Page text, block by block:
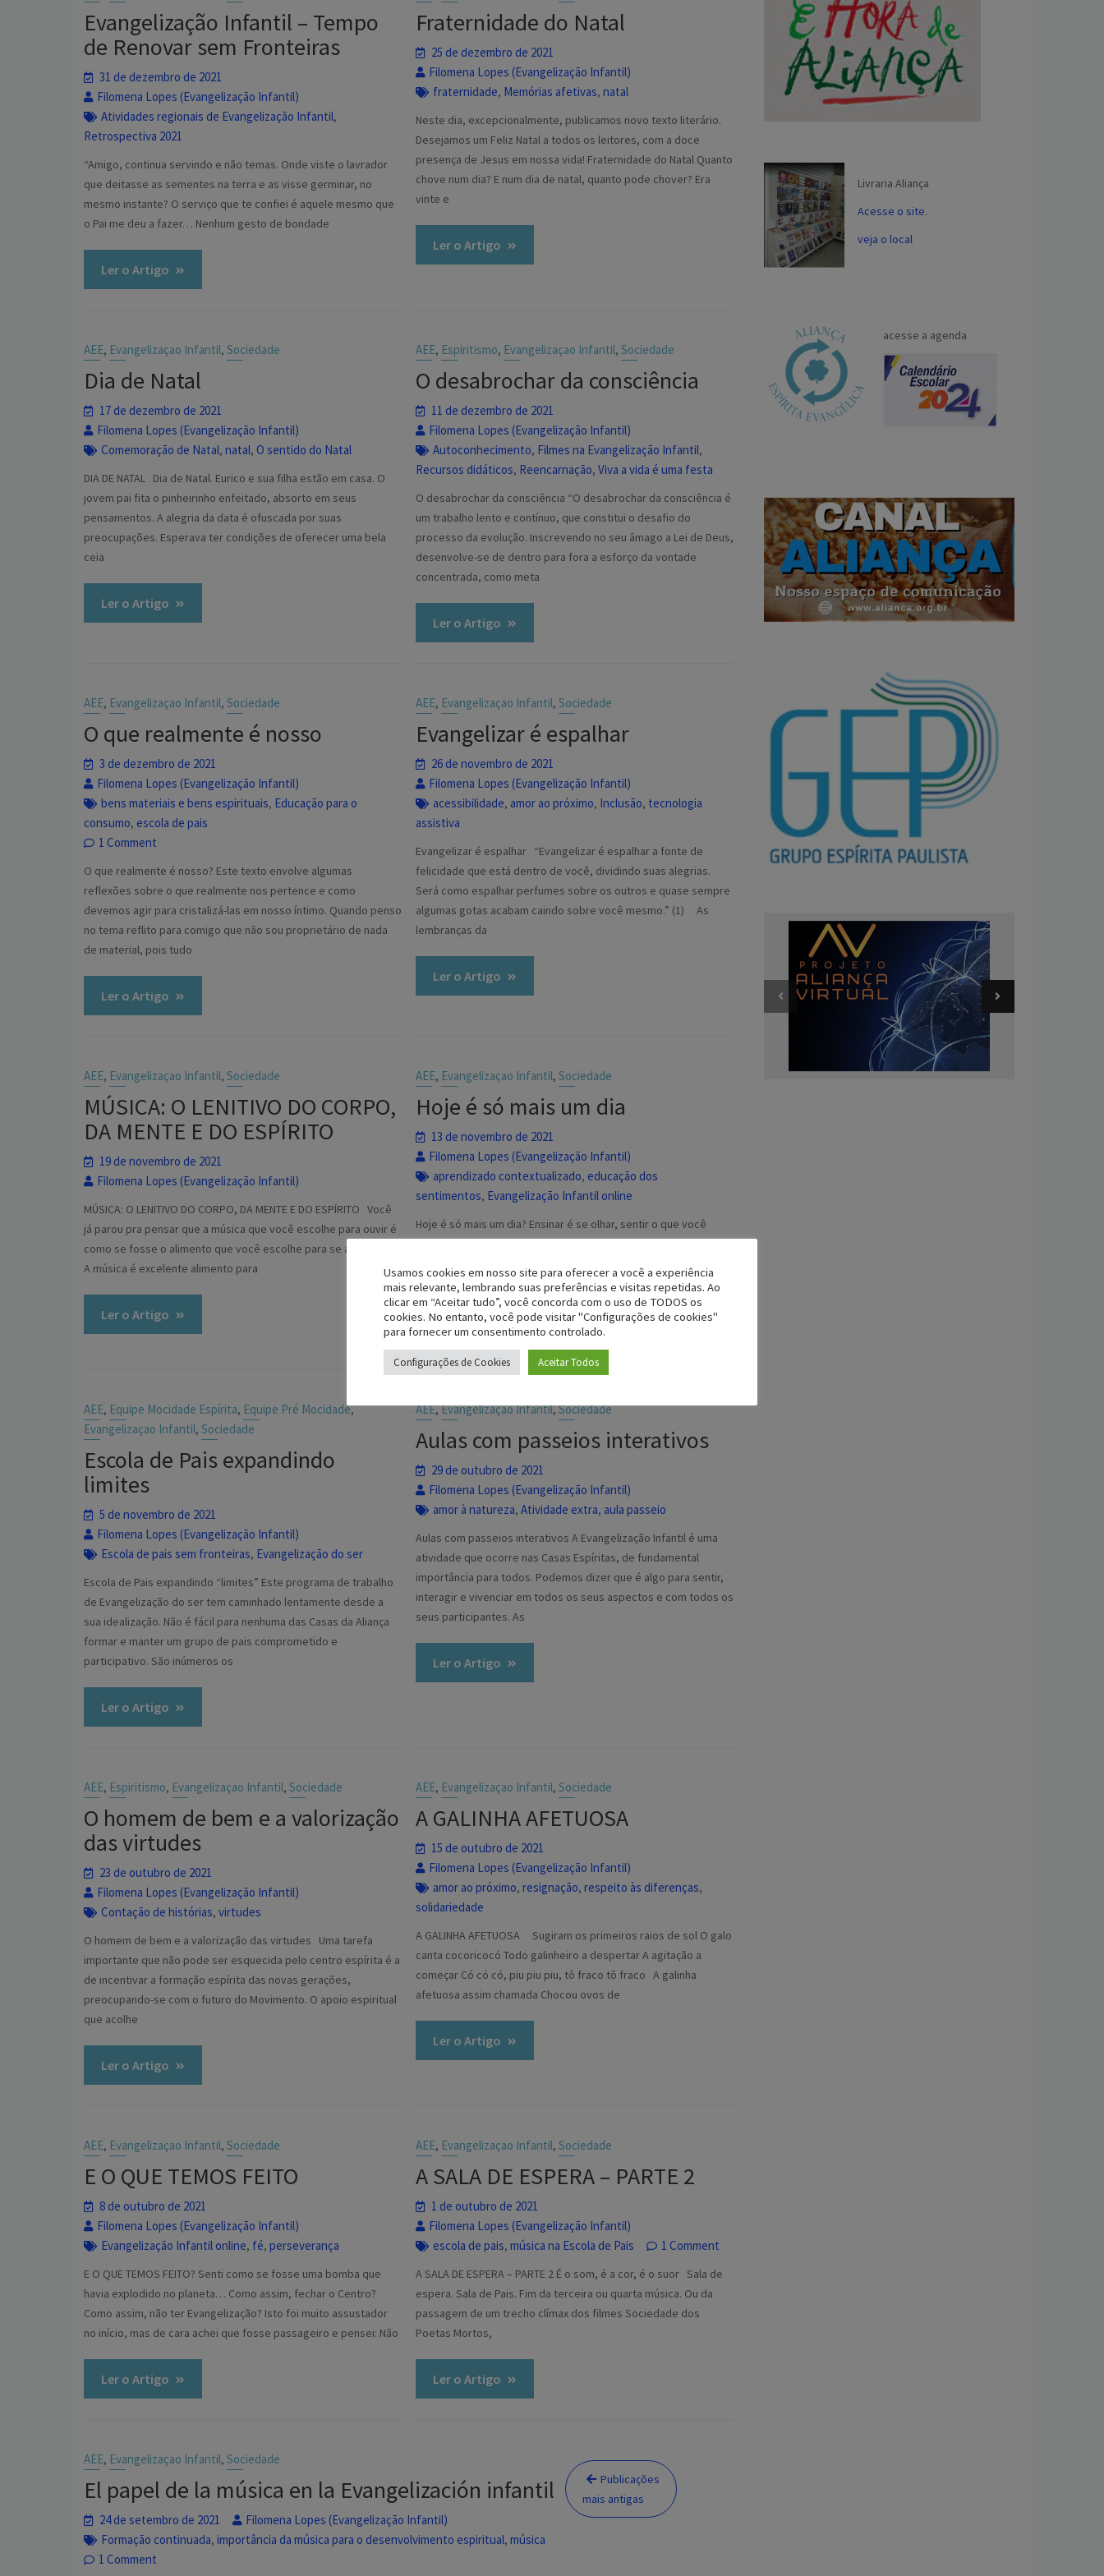
Evangelização Infantil – Tempo
de Renovar sem Fronteiras
31 de dezembro de 2021
Filomena Lopes (Evangelização Infantil)
Atividades regionais de Evangelização Infantil,
Retrospectiva 2021
“Amigo, continua servindo e não temas. Onde viste o lavrador
que deitasse as sementes na terra e as visse germinar, no
mesmo instante? O serviço que te confiei é aquele mesmo que
o Pai me deu a fazer… Nenhum gesto de bondade
Ler o Artigo
Fraternidade do Natal
25 de dezembro de 2021
Filomena Lopes (Evangelização Infantil)
fraternidade, Memórias afetivas,natal
Neste dia, excepcionalmente, publicamos novo texto literário.
Desejamos um Feliz Natal a todos os leitores, com a doce
presença de Jesus em nossa vida! Fraternidade do Natal Quanto
chove num dia? E num dia de natal, quanto pode chover? Era
vinte e
Ler o Artigo
AEE, Evangelizaçao Infantil,Sociedade
Dia de Natal
17 de dezembro de 2021
Filomena Lopes (Evangelização Infantil)
Comemoração de Natal,natal,O sentido do Natal
DIA DE NATAL Dia de Natal. Eurico e sua filha estão em casa. O
jovem pai fita o pinheirinho enfeitado, absorto em seus
pensamentos. A alegria da data é ofuscada por suas
preocupações. Esperava ter condições de oferecer uma bela
ceia
Ler o Artigo
AEE, Espiritismo, Evangelizaçao Infantil,Sociedade
O desabrochar da consciência
11 de dezembro de 2021
Filomena Lopes (Evangelização Infantil)
Autoconhecimento, Filmes na Evangelização Infantil,
Recursos didáticos, Reencarnação,Viva a vida é uma festa
O desabrochar da consciência “O desabrochar da consciência é
um trabalho lento e contínuo, que constitui o desafio do
processo da evolução. Inscrevendo no seu âmago a Lei de Deus,
desenvolve-se de dentro para fora a esforço da vontade
concentrada, como meta
Ler o Artigo
AEE, Evangelizaçao Infantil,Sociedade
O que realmente é nosso
3 de dezembro de 2021
Filomena Lopes (Evangelização Infantil)
bens materiais e bens espirituais, Educação para o
consumo, escola de pais
1 Comment
O que realmente é nosso? Este texto envolve algumas
reflexões sobre o que realmente nos pertence e como
devemos agir para cristalizá-las em nosso íntimo. Quando penso
no tema reflito para comigo que não sou proprietário de nada
de material, pois tudo
Ler o Artigo
AEE, Evangelizaçao Infantil,Sociedade
Evangelizar é espalhar
26 de novembro de 2021
Filomena Lopes (Evangelização Infantil)
acessibilidade, amor ao próximo, Inclusão, tecnologia
assistiva
Evangelizar é espalhar “Evangelizar é espalhar a fonte de
felicidade que está dentro de você, dividindo suas alegrias.
Será como espalhar perfumes sobre os outros e quase sempre
algumas gotas acabam caindo sobre você mesmo.” (1) As
lembranças da
Ler o Artigo
AEE, Evangelizaçao Infantil,Sociedade
MÚSICA: O LENITIVO DO CORPO,
DA MENTE E DO ESPÍRITO
19 de novembro de 2021
Filomena Lopes (Evangelização Infantil)
MÚSICA: O LENITIVO DO CORPO, DA MENTE E DO ESPÍRITO Você
já parou pra pensar que a música que você escolhe para ouvir é
como se fosse o alimento que você escolhe para se alimentar?
A música é excelente alimento para
Ler o Artigo
AEE, Evangelizaçao Infantil,Sociedade
Hoje é só mais um dia
13 de novembro de 2021
Filomena Lopes (Evangelização Infantil)
aprendizado contextualizado, educação dos
sentimentos, Evangelização Infantil online
Hoje é só mais um dia? Ensinar é se olhar, sentir o que você
deseja para si e aplicar no outro com os olhos do coração. E
da manhã. Iniciamos mais um
Ler o Artigo
AEE, Equipe Mocidade Espírita, Equipe Pré Mocidade,
Evangelizaçao Infantil,Sociedade
Escola de Pais expandindo
limites
5 de novembro de 2021
Filomena Lopes (Evangelização Infantil)
Escola de pais sem fronteiras, Evangelização do ser
Escola de Pais expandindo “limites” Este programa de trabalho
de Evangelização do ser tem caminhado lentamente desde a
sua idealização. Não é fácil para nenhuma das Casas da Aliança
formar e manter um grupo de pais comprometido e
participativo. São inúmeros os
Ler o Artigo
AEE,Evangelizaçao Infantil,Sociedade
Aulas com passeios interativos
29 de outubro de 2021
Filomena Lopes (Evangelização Infantil)
amor à natureza,Atividade extra, aula passeio
Aulas com passeios interativos A Evangelização Infantil é uma
atividade que ocorre nas Casas Espíritas, de fundamental
importância para todos. Podemos dizer que é algo para sentir,
interagir e vivenciar em todos os seus aspectos e com todos os
seus participantes. As
Ler o Artigo
AEE, Espiritismo, Evangelizaçao Infantil,Sociedade
O homem de bem e a valorização
das virtudes
23 de outubro de 2021
Filomena Lopes (Evangelização Infantil)
Contação de histórias,virtudes
O homem de bem e a valorização das virtudes Uma tarefa
importante que não pode ser esquecida pelo centro espírita é a
de incentivar a formação espírita das novas gerações,
preocupando-se com o futuro do Movimento. O apoio espiritual
que acolhe
Ler o Artigo
AEE, Evangelizaçao Infantil,Sociedade
A GALINHA AFETUOSA
15 de outubro de 2021
Filomena Lopes (Evangelização Infantil)
amor ao próximo,resignação,respeito às diferenças,
solidariedade
A GALINHA AFETUOSA Sugiram os primeiros raios de sol O galo
canta cocoricocó Todo galinheiro a despertar A agitação a
começar Có có có, piu piu piu, tô fraco tô fraco A galinha
afetuosa assim chamada Chocou ovos de
Ler o Artigo
AEE, Evangelizaçao Infantil,Sociedade
E O QUE TEMOS FEITO
8 de outubro de 2021
Filomena Lopes (Evangelização Infantil)
Evangelização Infantil online, fé,perseverança
E O QUE TEMOS FEITO? Senti como se fosse uma bomba que
havia explodido no planeta… Como assim, fechar o Centro?
Como assim, não ter Evangelização? Isto foi muito assustador
no início, mas de cara achei que fosse passageiro e pensei: Não
Ler o Artigo
AEE, Evangelizaçao Infantil,Sociedade
A SALA DE ESPERA – PARTE 2
1 de outubro de 2021
Filomena Lopes (Evangelização Infantil)
escola de pais,música na Escola de Pais 1 Comment
A SALA DE ESPERA – PARTE 2 É o som, é a cor, é o suor Sala de
espera. Sala de Pais. Fim da terceira ou quarta música. Ou da
passagem de um trecho clímax dos filmes Sociedade dos
Poetas Mortos,
Ler o Artigo
AEE, Evangelizaçao Infantil,Sociedade
El papel de la música en la Evangelización infantil
24 de setembro de 2021
Filomena Lopes (Evangelização Infantil)
Formação continuada,importância da música para o desenvolvimento espiritual,música
1 Comment
Navegação
por
posts
Publicações
mais antigas
Livraria Aliança
Acesse o site.
veja o local
acesse a agenda
Usamos cookies em nosso site para oferecer a você a experiência
mais relevante, lembrando suas preferências e visitas repetidas. Ao
clicar em “Aceitar tudo”, você concorda com o uso de TODOS os
cookies. No entanto, você pode visitar "Configurações de cookies"
para fornecer um consentimento controlado.
Configurações de Cookies Aceitar Todos